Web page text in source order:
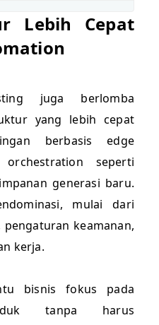
Lebih Cepat
juga berlomba
yang lebih cepat
berbasis edge
seperti
generasi baru.
mulai dari
keamanan,
kerja.
bisnis fokus pada
tanpa harus